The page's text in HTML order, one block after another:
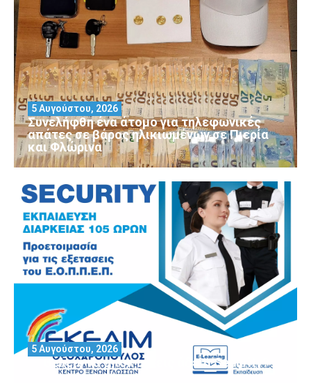
Συνελήφθη ένα άτομο για τηλεφωνικές
απάτες σε βάρος ηλικιωμένων σε Πιερία
και Φλώρινα
5 Αυγούστου, 2026
Θέλεις να αποκτήσεις άδεια Security?
5 Αυγούστου, 2026